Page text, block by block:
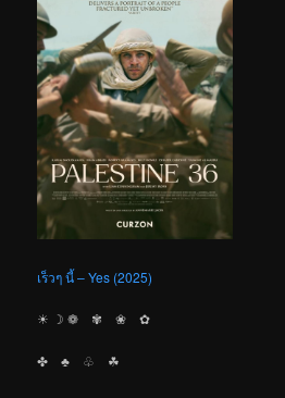
เร็วๆ นี้ – Yes (2025)
☀︎ ☽ ❁ ✾ ❀ ✿
✤ ♣︎ ♧ ☘︎